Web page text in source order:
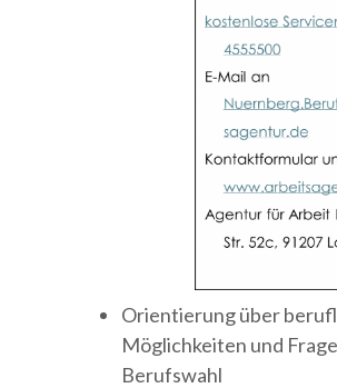
Orientierung über
Möglichkeiten und
Berufswahl